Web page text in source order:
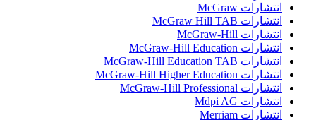
انتشارات McGraw
انتشارات McGraw Hill TAB
انتشارات McGraw-Hill
انتشارات McGraw-Hill Education
انتشارات McGraw-Hill Education TAB
انتشارات McGraw-Hill Higher Education
انتشارات McGraw-Hill Professional
انتشارات Mdpi AG
انتشارات Merriam